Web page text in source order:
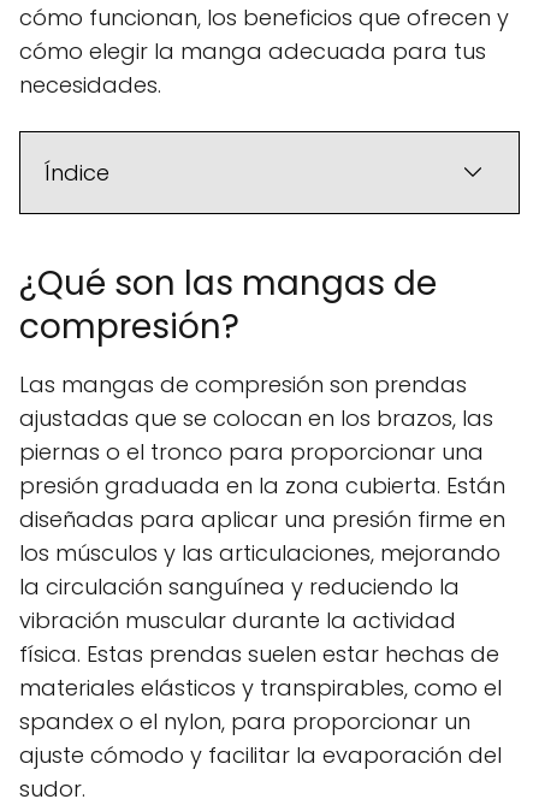
cómo funcionan, los beneficios que ofrecen y
cómo elegir la manga adecuada para tus
necesidades.
Índice
¿Qué son las mangas de
compresión?
Las mangas de compresión son prendas
ajustadas que se colocan en los brazos, las
piernas o el tronco para proporcionar una
presión graduada en la zona cubierta. Están
diseñadas para aplicar una presión firme en
los músculos y las articulaciones, mejorando
la circulación sanguínea y reduciendo la
vibración muscular durante la actividad
física. Estas prendas suelen estar hechas de
materiales elásticos y transpirables, como el
spandex o el nylon, para proporcionar un
ajuste cómodo y facilitar la evaporación del
sudor.